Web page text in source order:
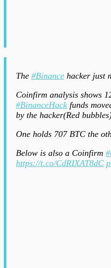
The #Binance hacker just
Coinfirm analysis shows
#BinanceHack funds
by the hacker(Red
One holds 707 BTC the
Below is also a Coinfirm
https://t.co/CdRIXAT8dC